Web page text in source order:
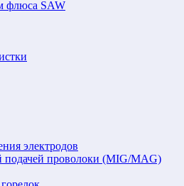
флюса SAW
электродов
подачей проволоки (MIG/MAG)